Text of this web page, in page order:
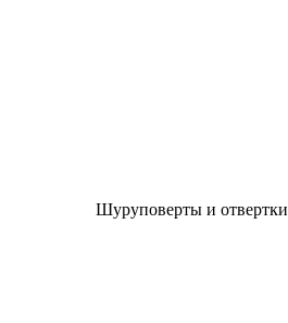
Шуруповерты и отвертки